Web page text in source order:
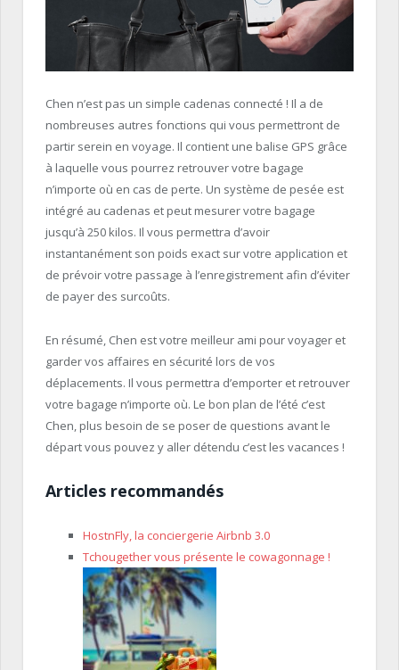
Chen n’est pas un simple cadenas connecté ! Il a de
nombreuses autres fonctions qui vous permettront de
partir serein en voyage. Il contient une balise GPS grâce
à laquelle vous pourrez retrouver votre bagage
n’importe où en cas de perte. Un système de pesée est
intégré au cadenas et peut mesurer votre bagage
jusqu’à 250 kilos. Il vous permettra d’avoir
instantanément son poids exact sur votre application et
de prévoir votre passage à l’enregistrement afin d’éviter
de payer des surcoûts.
En résumé, Chen est votre meilleur ami pour voyager et
garder vos affaires en sécurité lors de vos
déplacements. Il vous permettra d’emporter et retrouver
votre bagage n’importe où. Le bon plan de l’été c’est
Chen, plus besoin de se poser de questions avant le
départ vous pouvez y aller détendu c’est les vacances !
Articles recommandés
HostnFly, la conciergerie Airbnb 3.0
Tchougether vous présente le cowagonnage !